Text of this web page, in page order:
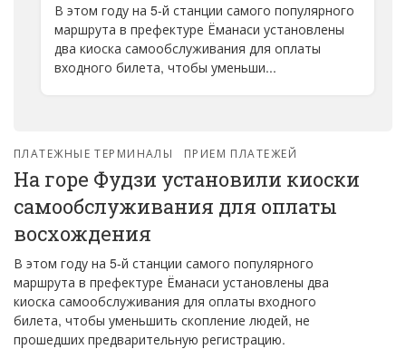
В этом году на 5-й станции самого популярного
маршрута в префектуре Ёманаси установлены
два киоска самообслуживания для оплаты
входного билета, чтобы уменьши...
ПЛАТЕЖНЫЕ ТЕРМИНАЛЫ ПРИЕМ ПЛАТЕЖЕЙ
На горе Фудзи установили киоски
самообслуживания для оплаты
восхождения
В этом году на 5-й станции самого популярного
маршрута в префектуре Ёманаси установлены два
киоска самообслуживания для оплаты входного
билета, чтобы уменьшить скопление людей, не
прошедших предварительную регистрацию.